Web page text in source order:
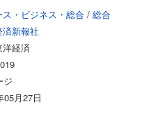
試し読み
7号
ス・ビジネス・総合 / 総合
新報社
経済
ジ
05月27日